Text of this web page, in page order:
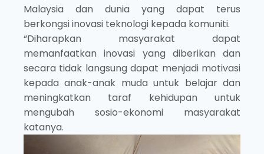
Malaysia dan dunia yang dapat terus
berkongsi inovasi teknologi kepada komuniti.
“Diharapkan masyarakat dapat
memanfaatkan inovasi yang diberikan dan
secara tidak langsung dapat menjadi motivasi
kepada anak-anak muda untuk belajar dan
meningkatkan taraf kehidupan untuk
mengubah sosio-ekonomi masyarakat
katanya.